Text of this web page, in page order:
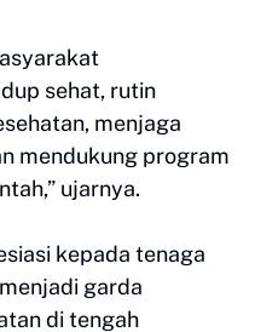
sehat, rutin
menjaga
mendukung program
ujarnya.
kepada tenaga
garda
di tengah